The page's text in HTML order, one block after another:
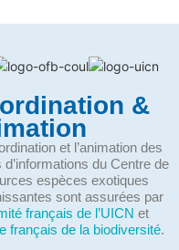
&
et l’animation des
d’informations du Centre de
espèces exotiques
sont assurées par
français de l’UICN et
français de la biodiversité.